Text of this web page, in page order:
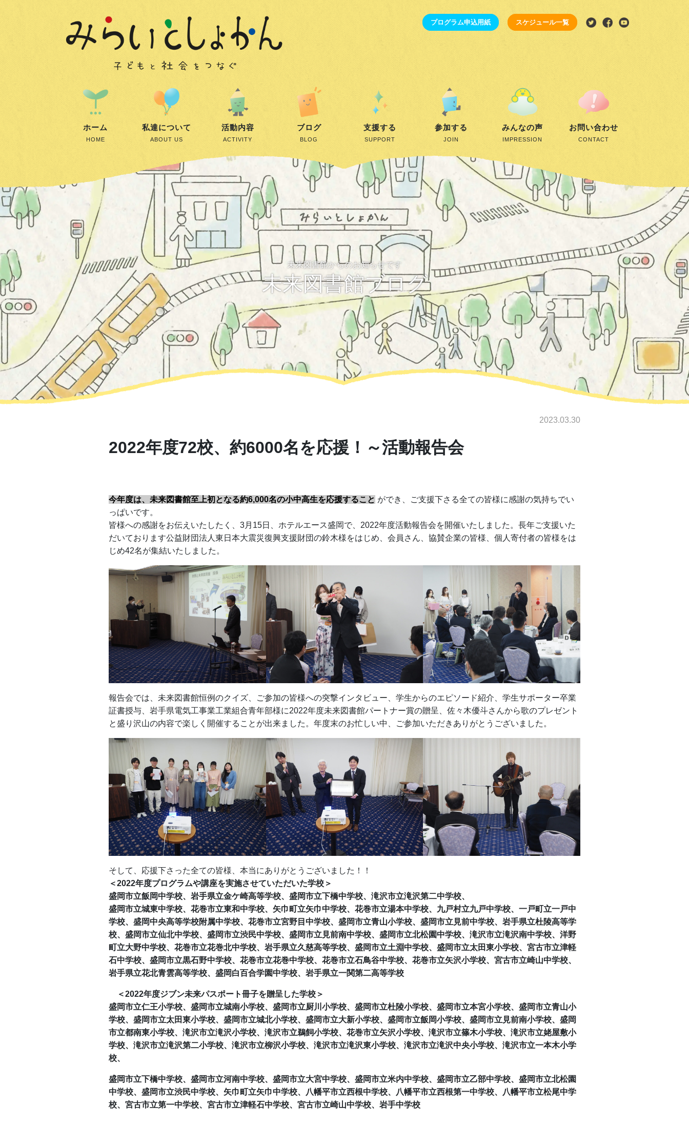
プログラム申込用紙 スケジュール一覧
ホーム
HOME
私達について
ABOUT US
活動内容
ACTIVITY
ブログ
BLOG
支援する
SUPPORT
参加する
JOIN
みんなの声
IMPRESSION
お問い合わせ
CONTACT
未来図書館からのお知らせです
未来図書館ブログ
2023.03.30
2022年度72校、約6000名を応援！～活動報告会
今年度は、未来図書館至上初となる約6,000名の小中高生を応援すること ができ、ご支援下さる全ての皆様に感謝の気持ちでい
っぱいです。
皆様への感謝をお伝えいたしたく、3月15日、ホテルエース盛岡で、2022年度活動報告会を開催いたしました。長年ご支援いた
だいております公益財団法人東日本大震災復興支援財団の鈴木様をはじめ、会員さん、協賛企業の皆様、個人寄付者の皆様をは
じめ42名が集結いたしました。
報告会では、未来図書館恒例のクイズ、ご参加の皆様への突撃インタビュー、学生からのエピソード紹介、学生サポーター卒業
証書授与、岩手県電気工事業工業組合青年部様に2022年度未来図書館パートナー賞の贈呈、佐々木優斗さんから歌のプレゼント
と盛り沢山の内容で楽しく開催することが出来ました。年度末のお忙しい中、ご参加いただきありがとうございました。
そして、応援下さった全ての皆様、本当にありがとうございました！！
＜2022年度プログラムや講座を実施させていただいた学校＞
盛岡市立飯岡中学校、岩手県立金ケ崎高等学校、盛岡市立下橋中学校、滝沢市立滝沢第二中学校、
盛岡市立城東中学校、花巻市立東和中学校、矢巾町立矢巾中学校、花巻市立湯本中学校、九戸村立九戸中学校、一戸町立一戸中
学校、盛岡中央高等学校附属中学校、花巻市立宮野目中学校、盛岡市立青山小学校、盛岡市立見前中学校、岩手県立杜陵高等学
校、盛岡市立仙北中学校、盛岡市立渋民中学校、盛岡市立見前南中学校、盛岡市立北松園中学校、滝沢市立滝沢南中学校、洋野
町立大野中学校、花巻市立花巻北中学校、岩手県立久慈高等学校、盛岡市立土淵中学校、盛岡市立太田東小学校、宮古市立津軽
石中学校、盛岡市立黒石野中学校、花巻市立花巻中学校、花巻市立石鳥谷中学校、花巻市立矢沢小学校、宮古市立崎山中学校、
岩手県立花北青雲高等学校、盛岡白百合学園中学校、岩手県立一関第二高等学校
＜2022年度ジブン未来パスポート冊子を贈呈した学校＞
盛岡市立仁王小学校、盛岡市立城南小学校、盛岡市立厨川小学校、盛岡市立杜陵小学校、盛岡市立本宮小学校、盛岡市立青山小
学校、盛岡市立太田東小学校、盛岡市立城北小学校、盛岡市立大新小学校、盛岡市立飯岡小学校、盛岡市立見前南小学校、盛岡
市立都南東小学校、滝沢市立滝沢小学校、滝沢市立鵜飼小学校、花巻市立矢沢小学校、滝沢市立篠木小学校、滝沢市立姥屋敷小
学校、滝沢市立滝沢第二小学校、滝沢市立柳沢小学校、滝沢市立滝沢東小学校、滝沢市立滝沢中央小学校、滝沢市立一本木小学
校、
盛岡市立下橋中学校、盛岡市立河南中学校、盛岡市立大宮中学校、盛岡市立米内中学校、盛岡市立乙部中学校、盛岡市立北松園
中学校、盛岡市立渋民中学校、矢巾町立矢巾中学校、八幡平市立西根中学校、八幡平市立西根第一中学校、八幡平市立松尾中学
校、宮古市立第一中学校、宮古市立津軽石中学校、宮古市立崎山中学校、岩手中学校